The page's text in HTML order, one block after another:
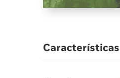
Características